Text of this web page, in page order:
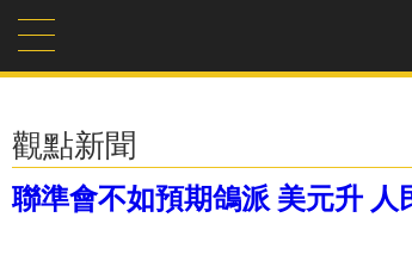
觀點新聞
聯準會不如預期鴿派 美元升 人